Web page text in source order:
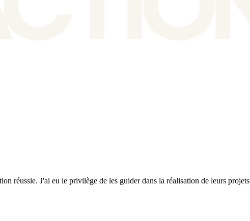
réussie. J'ai eu le privilège de les guider dans la réalisation de leurs